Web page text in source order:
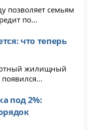
позволяет семьям
по...
что теперь
жилищный
под 2%: